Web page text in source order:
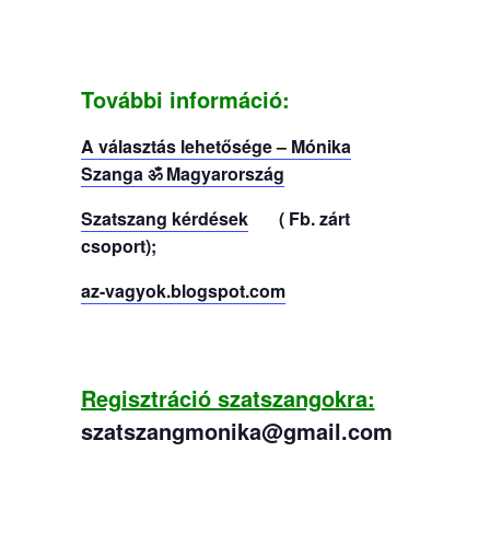
További információ:
A választás lehetősége – Mónika
Szanga ॐ Magyarország
Szatszang kérdések( Fb. zárt
csoport);
az-vagyok.blogspot.com
Regisztráció szatszangokra:
szatszangmonika@gmail.com